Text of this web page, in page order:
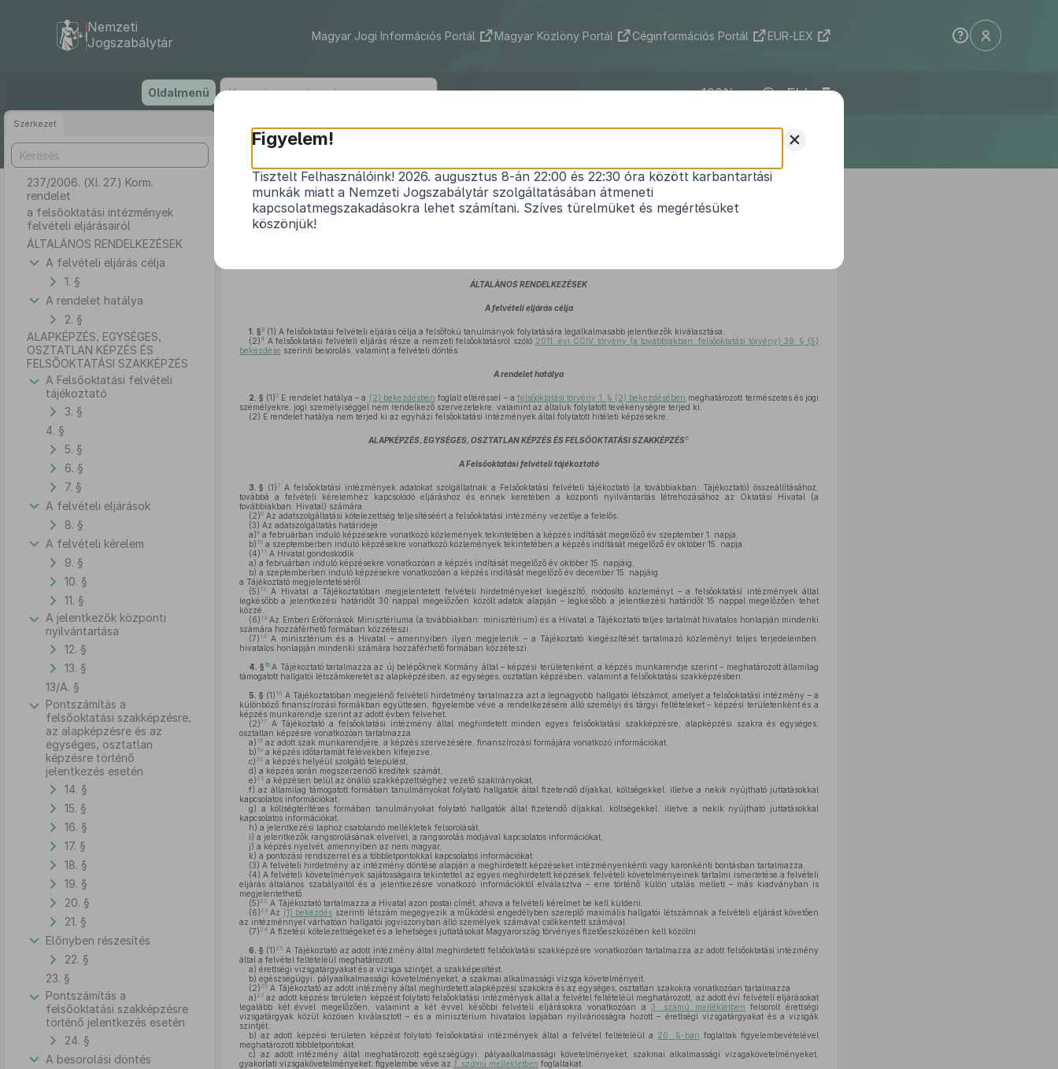
tartalomra
Nemzeti
Jogszabálytár
Magyar Jogi Információs Portál Magyar Közlöny Portál Céginformációs Portál EUR-LEX
Oldalmenü ELI
Szerkezet
237/2006. (XI. 27.) Korm.
rendelet
a felsőoktatási intézmények
felvételi eljárásairól
ÁLTALÁNOS RENDELKEZÉSEK
A felvételi eljárás célja
1. §
A rendelet hatálya
2. §
ALAPKÉPZÉS, EGYSÉGES,
OSZTATLAN KÉPZÉS ÉS
FELSŐOKTATÁSI SZAKKÉPZÉS
A Felsőoktatási felvételi
tájékoztató
3. §
4. §
5. §
6. §
7. §
A felvételi eljárások
8. §
A felvételi kérelem
9. §
10. §
11. §
A jelentkezők központi
nyilvántartása
12. §
13. §
13/A. §
Pontszámítás a
felsőoktatási szakképzésre,
az alapképzésre és az
egységes, osztatlan
képzésre történő
jelentkezés esetén
14. §
15. §
16. §
17. §
18. §
19. §
20. §
21. §
Előnyben részesítés
22. §
23. §
Pontszámítás a
felsőoktatási szakképzésre
történő jelentkezés esetén
24. §
A besorolási döntés
237/2006. (XI. 27.) Korm. rendelet
a felsőoktatási intézmények felvételi eljárásairól1
Hatályos: 2012. 09. 01. – 2012. 12. 31.
ÁLTALÁNOS RENDELKEZÉSEK
A felvételi eljárás célja
1. §3 (1) A felsőoktatási felvételi eljárás célja a felsőfokú tanulmányok folytatására legalkalmasabb jelentkezők kiválasztása.
(2)4A felsőoktatási felvételi eljárás része a nemzeti felsőoktatásról szóló 2011. évi CCIV. törvény (a továbbiakban: felsőoktatási törvény) 39. § (5)
bekezdése szerinti besorolás, valamint a felvételi döntés.
A rendelet hatálya
2. § (1)5 E rendelet hatálya – a (2) bekezdésben foglalt eltéréssel – afelsőoktatási törvény 1. § (2) bekezdésében meghatározott természetes és jogi
személyekre, jogi személyiséggel nem rendelkező szervezetekre, valamint az általuk folytatott tevékenységre terjed ki.
(2) E rendelet hatálya nem terjed ki az egyházi felsőoktatási intézmények által folytatott hitéleti képzésekre.
ALAPKÉPZÉS, EGYSÉGES, OSZTATLAN KÉPZÉS ÉS FELSŐOKTATÁSI SZAKKÉPZÉS6
A Felsőoktatási felvételi tájékoztató
3. § (1)7A felsőoktatási intézmények adatokat szolgáltatnak a Felsőoktatási felvételi tájékoztató (a továbbiakban: Tájékoztató) összeállításához,
továbbá a felvételi kérelemhez kapcsolódó eljáráshoz és ennek keretében a központi nyilvántartás létrehozásához az Oktatási Hivatal (a
továbbiakban: Hivatal) számára.
(2)8Az adatszolgáltatási kötelezettség teljesítéséért a felsőoktatási intézmény vezetője a felelős.
(3) Az adatszolgáltatás határideje
a)9a februárban induló képzésekre vonatkozó közlemények tekintetében a képzés indítását megelőző év szeptember 1. napja,
b) 10a szeptemberben induló képzésekre vonatkozó közlemények tekintetében a képzés indítását megelőző év október 15. napja.
(4) 11 A Hivatal gondoskodik
a) a februárban induló képzésekre vonatkozóan a képzés indítását megelőző év október 15. napjáig,
b) a szeptemberben induló képzésekre vonatkozóan a képzés indítását megelőző év december 15. napjáig
a Tájékoztató megjelentetéséről.
(5) 12
A Hivatal a Tájékoztatóban megjelentetett felvételi hirdetményeket kiegészítő, módosító közleményt – a felsőoktatási intézmények által
legkésőbb a jelentkezési határidőt 30 nappal megelőzően közölt adatok alapján – legkésőbb a jelentkezési határidőt 15 nappal megelőzően tehet
közzé.
(6) 13Az Emberi Erőforrások Minisztériuma (a továbbiakban: minisztérium) és a Hivatal a Tájékoztató teljes tartalmát hivatalos honlapján mindenki
számára hozzáférhető formában közzéteszi.
(7) 14A minisztérium és a Hivatal – amennyiben ilyen megjelenik – a Tájékoztató kiegészítését tartalmazó közleményt teljes terjedelemben,
hivatalos honlapján mindenki számára hozzáférhető formában közzéteszi.
4. § 15 A Tájékoztató tartalmazza az új belépőknek Kormány által – képzési területenként, a képzés munkarendje szerint – meghatározott államilag
támogatott hallgatói létszámkeretét az alapképzésben, az egységes, osztatlan képzésben, valamint a felsőoktatási szakképzésben.
5. § (1) 16 A Tájékoztatóban megjelenő felvételi hirdetmény tartalmazza azt a legnagyobb hallgatói létszámot, amelyet a felsőoktatási intézmény – a
különböző finanszírozási formákban együttesen, figyelembe véve a rendelkezésére álló személyi és tárgyi feltételeket – képzési területenként és a
képzés munkarendje szerint az adott évben felvehet.
(2) 17A Tájékoztató a felsőoktatási intézmény által meghirdetett minden egyes felsőoktatási szakképzésre, alapképzési szakra és egységes,
osztatlan képzésre vonatkozóan tartalmazza
a) 18az adott szak munkarendjére, a képzés szervezésére, finanszírozási formájára vonatkozó információkat,
b) 19a képzés időtartamát félévekben kifejezve,
c) 20a képzés helyéül szolgáló települést,
d) a képzés során megszerzendő kreditek számát,
e) 21 a képzésen belül az önálló szakképzettséghez vezető szakirányokat,
f) az államilag támogatott formában tanulmányokat folytató hallgatók által fizetendő díjakkal, költségekkel, illetve a nekik nyújtható juttatásokkal
kapcsolatos információkat,
g) a költségtérítéses formában tanulmányokat folytató hallgatók által fizetendő díjakkal, költségekkel, illetve a nekik nyújtható juttatásokkal
kapcsolatos információkat,
h) a jelentkezési laphoz csatolandó mellékletek felsorolását,
i) a jelentkezők rangsorolásának elveivel, a rangsorolás módjával kapcsolatos információkat,
j) a képzés nyelvét, amennyiben az nem magyar,
k) a pontozási rendszerrel és a többletpontokkal kapcsolatos információkat.
(3) A felvételi hirdetmény az intézmény döntése alapján a meghirdetett képzéseket intézményenkénti vagy karonkénti bontásban tartalmazza.
(4) A felvételi követelmények sajátosságaira tekintettel az egyes meghirdetett képzések felvételi követelményeinek tartalmi ismertetése a felvételi
eljárás általános szabályaitól és a jelentkezésre vonatkozó információktól elválasztva – erre történő külön utalás mellett – más kiadványban is
megjelentethető.
(5) 22 A Tájékoztató tartalmazza a Hivatal azon postai címét, ahova a felvételi kérelmet be kell küldeni.
(6) 23Az (1) bekezdés szerinti létszám megegyezik a működési engedélyben szereplő maximális hallgatói létszámnak a felvételi eljárást követően
az intézménnyel várhatóan hallgatói jogviszonyban álló személyek számával csökkentett számával.
(7) 24A fizetési kötelezettségeket és a lehetséges juttatásokat Magyarország törvényes fizetőeszközében kell közölni.
6. § (1) 25 A Tájékoztató az adott intézmény által meghirdetett felsőoktatási szakképzésre vonatkozóan tartalmazza az adott felsőoktatási intézmény
által a felvétel feltételéül meghatározott
a) érettségi vizsgatárgyakat és a vizsga szintjét, a szakképesítést,
b) egészségügyi, pályaalkalmassági követelményeket, a szakmai alkalmassági vizsga követelményeit.
(2) 26A Tájékoztató az adott intézmény által meghirdetett alapképzési szakokra és az egységes, osztatlan szakokra vonatkozóan tartalmazza
a) 27az adott képzési területen képzést folytató felsőoktatási intézmények által a felvétel feltételéül meghatározott, az adott évi felvételi eljárásokat
legalább két évvel megelőzően, valamint a két évvel későbbi felvételi eljárásokra vonatkozóan a3. számú mellékletben felsorolt érettségi
vizsgatárgyak közül közösen kiválasztott – és a minisztérium hivatalos lapjában nyilvánosságra hozott – érettségi vizsgatárgyakat és a vizsgák
szintjét,
b) az adott képzési területen képzést folytató felsőoktatási intézmények által a felvétel feltételéül a 20. §-ban foglaltak figyelembevételével
meghatározott többletpontokat,
c) az adott intézmény által meghatározott egészségügyi, pályaalkalmassági követelményeket, szakmai alkalmassági vizsgakövetelményeket,
gyakorlati vizsgakövetelményeket, figyelembe véve az 1. számú mellékletben foglaltakat.
+
Figyelem!
Tisztelt Felhasználóink! 2026. augusztus 8-án 22:00 és 22:30 óra között karbantartási
munkák miatt a Nemzeti Jogszabálytár szolgáltatásában átmeneti
kapcsolatmegszakadásokra lehet számítani. Szíves türelmüket és megértésüket
köszönjük!